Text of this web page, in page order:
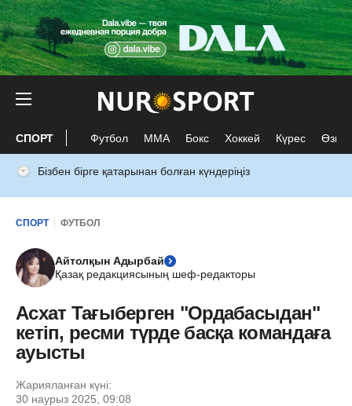
СПОРТ Футбол ММА Бокс Хоккей Күрес Өзге
Бізбен бірге қатарынан болған күндеріңіз
СПОРТ ФУТБОЛ
Айтолқын Адырбай
Қазақ редакциясының шеф-редакторы
Асхат Тағыберген "Ордабасыдан"
кетіп, ресми түрде басқа командаға
ауысты
Жарияланған күні:
30 наурыз 2025, 09:08